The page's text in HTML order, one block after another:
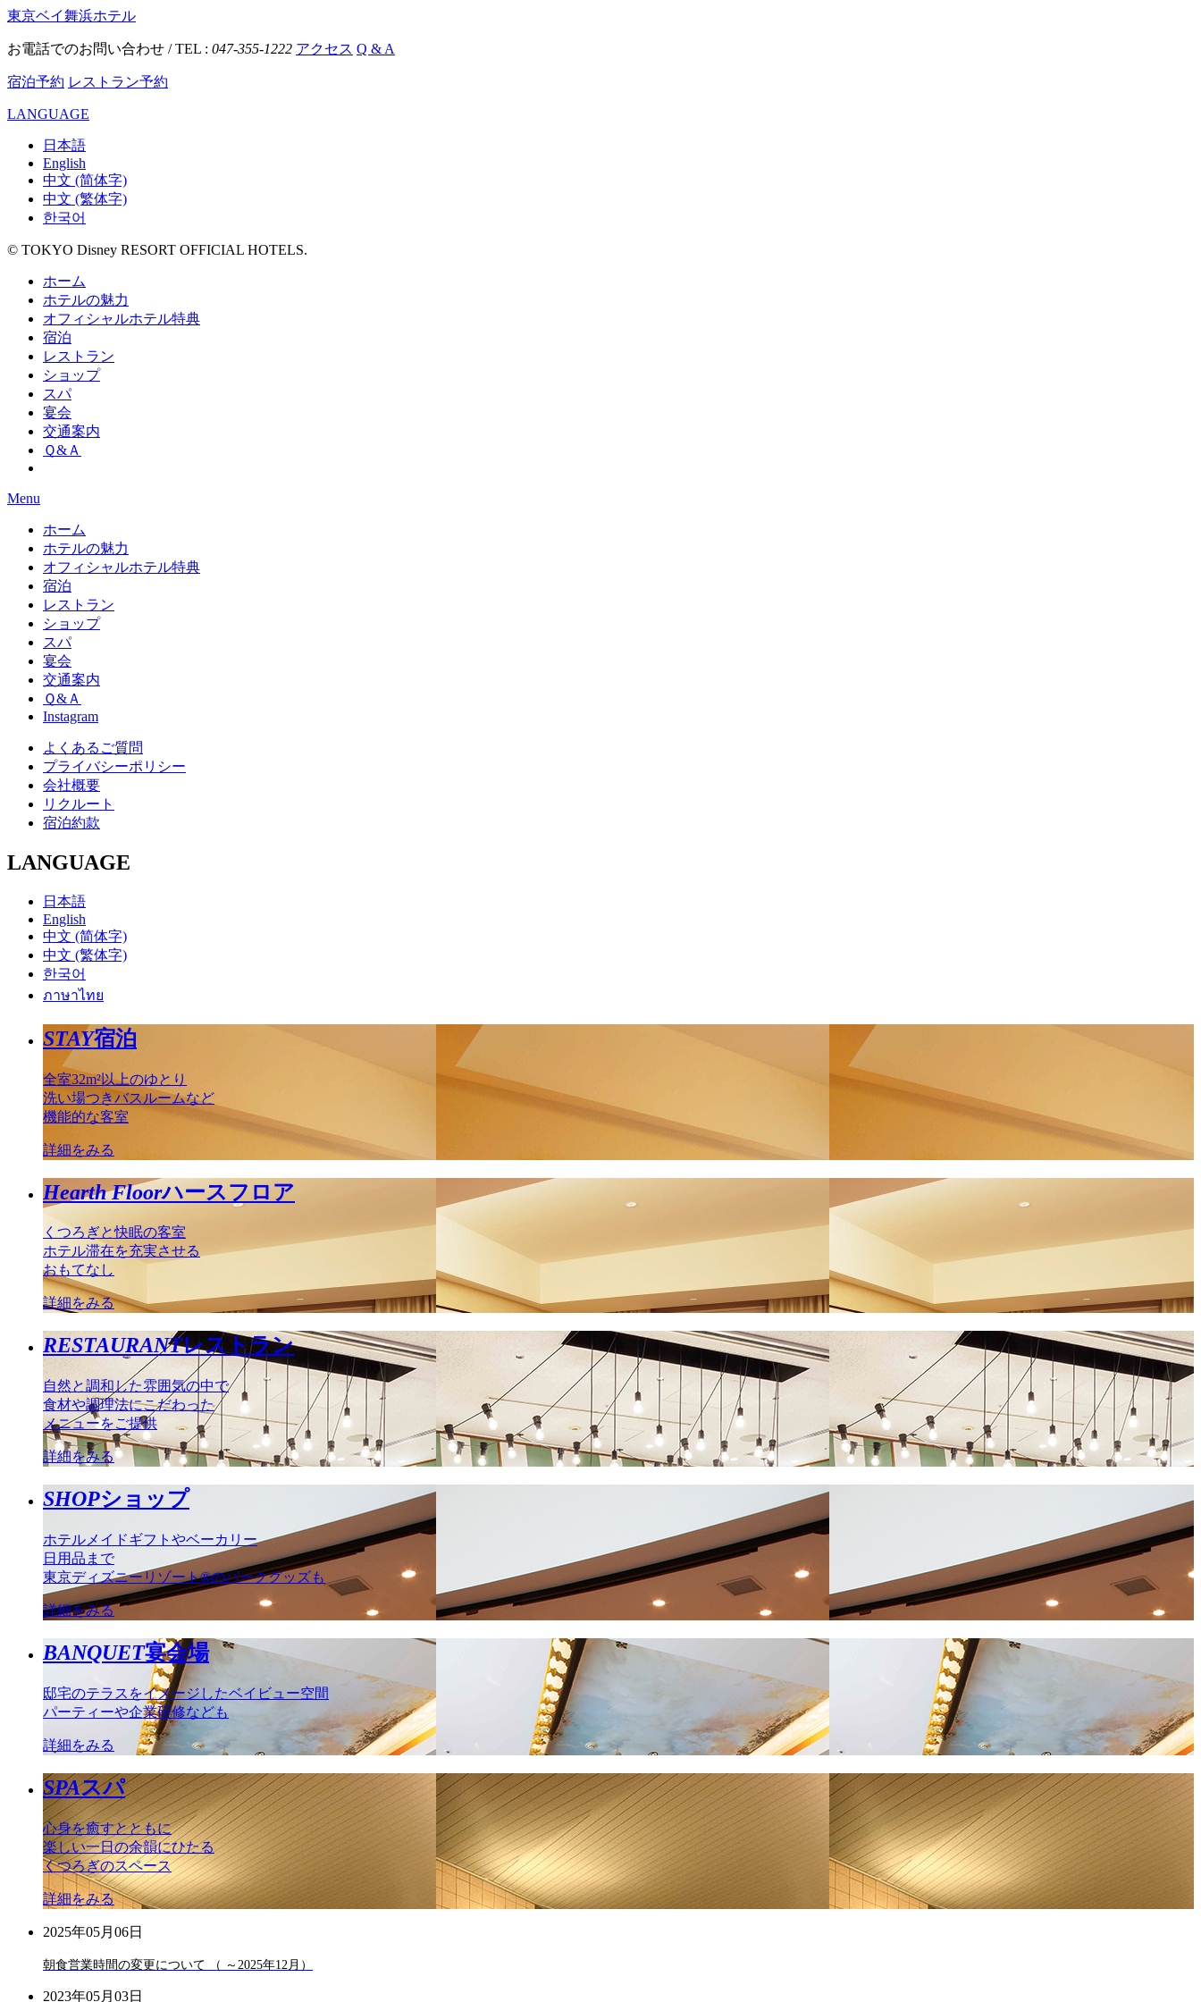
東京ベイ舞浜ホテル
お電話でのお問い合わせ / TEL : 047-355-1222 アクセス Q & A
宿泊予約 レストラン予約
LANGUAGE
日本語
English
中文 (简体字)
中文 (繁体字)
한국어
© TOKYO Disney RESORT OFFICIAL HOTELS.
ホーム
ホテルの魅力
オフィシャルホテル特典
宿泊
レストラン
ショップ
スパ
宴会
交通案内
Ｑ&Ａ
Menu
ホーム
ホテルの魅力
オフィシャルホテル特典
宿泊
レストラン
ショップ
スパ
宴会
交通案内
Ｑ&Ａ
Instagram
よくあるご質問
プライバシーポリシー
会社概要
リクルート
宿泊約款
LANGUAGE
日本語
English
中文 (简体字)
中文 (繁体字)
한국어
ภาษาไทย
STAY宿泊
全室32m²以上のゆとり
洗い場つきバスルームなど
機能的な客室
詳細をみる
Hearth Floorハースフロア
くつろぎと快眠の客室
ホテル滞在を充実させる
おもてなし
詳細をみる
RESTAURANTレストラン
自然と調和した雰囲気の中で
食材や調理法にこだわった
メニューをご提供
詳細をみる
SHOPショップ
ホテルメイドギフトやベーカリー
日用品まで
東京ディズニーリゾート®のパークグッズも
詳細をみる
BANQUET宴会場
邸宅のテラスをイメージしたベイビュー空間
パーティーや企業研修なども
詳細をみる
SPAスパ
心身を癒すとともに
楽しい一日の余韻にひたる
くつろぎのスペース
詳細をみる
2025年05月06日
朝食営業時間の変更について （ ～2025年12月）
2023年05月03日